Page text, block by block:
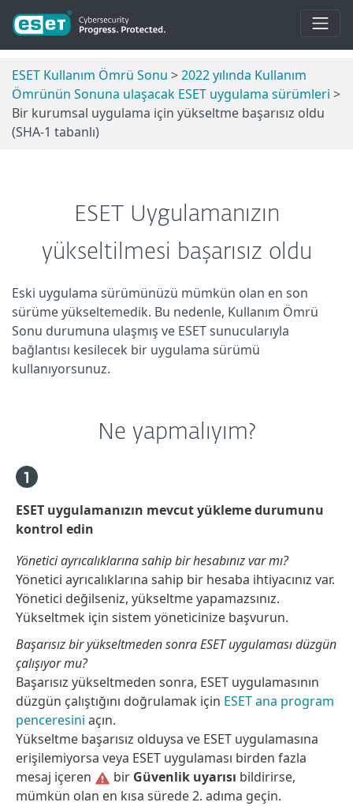
ESET Kullanım Ömrü Sonu >2022 yılında Kullanım
Ömrünün Sonuna ulaşacak ESET uygulama sürümleri >
Bir kurumsal uygulama için yükseltme başarısız oldu
(SHA-1 tabanlı)
ESET Uygulamanızın
yükseltilmesi başarısız oldu
Eski uygulama sürümünüzü mümkün olan en son
sürüme yükseltemedik. Bu nedenle, Kullanım Ömrü
Sonu durumuna ulaşmış ve ESET sunucularıyla
bağlantısı kesilecek bir uygulama sürümü
kullanıyorsunuz.
Ne yapmalıyım?
ESET uygulamanızın mevcut yükleme durumunu
kontrol edin
Yönetici ayrıcalıklarına sahip bir hesabınız var mı?
Yönetici ayrıcalıklarına sahip bir hesaba ihtiyacınız var.
Yönetici değilseniz, yükseltme yapamazsınız.
Yükseltmek için sistem yöneticinize başvurun.
Başarısız bir yükseltmeden sonra ESET uygulaması düzgün
çalışıyor mu?
Başarısız yükseltmeden sonra, ESET uygulamasının
düzgün çalıştığını doğrulamak için ESET ana program
penceresini açın.
Yükseltme başarısız olduysa ve ESET uygulamasına
erişilemiyorsa veya ESET uygulaması birden fazla
mesaj içeren
bir Güvenlik uyarısı bildirirse,
mümkün olan en kısa sürede 2. adıma geçin.